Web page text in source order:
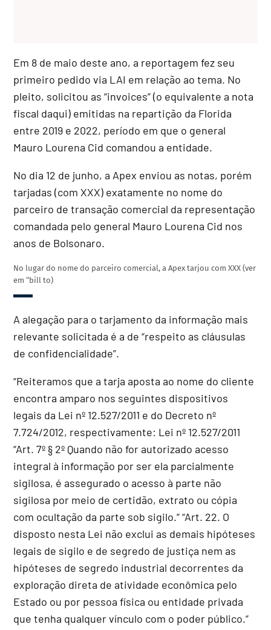
Em 8 de maio deste ano, a reportagem fez seu
primeiro pedido via LAI em relação ao tema. No
pleito, solicitou as “invoices” (o equivalente a nota
fiscal daqui) emitidas na repartição da Florida
entre 2019 e 2022, período em que o general
Mauro Lourena Cid comandou a entidade.
No dia 12 de junho, a Apex enviou as notas, porém
tarjadas (com XXX) exatamente no nome do
parceiro de transação comercial da representação
comandada pelo general Mauro Lourena Cid nos
anos de Bolsonaro.
No lugar do nome do parceiro comercial, a Apex tarjou com XXX (ver
em “bill to)
A alegação para o tarjamento da informação mais
relevante solicitada é a de “respeito as cláusulas
de confidencialidade”.
“Reiteramos que a tarja aposta ao nome do cliente
encontra amparo nos seguintes dispositivos
legais da Lei nº 12.527/2011 e do Decreto nº
7.724/2012, respectivamente: Lei nº 12.527/2011
“Art. 7º § 2º Quando não for autorizado acesso
integral à informação por ser ela parcialmente
sigilosa, é assegurado o acesso à parte não
sigilosa por meio de certidão, extrato ou cópia
com ocultação da parte sob sigilo.” “Art. 22. O
disposto nesta Lei não exclui as demais hipóteses
legais de sigilo e de segredo de justiça nem as
hipóteses de segredo industrial decorrentes da
exploração direta de atividade econômica pelo
Estado ou por pessoa física ou entidade privada
que tenha qualquer vínculo com o poder público.”